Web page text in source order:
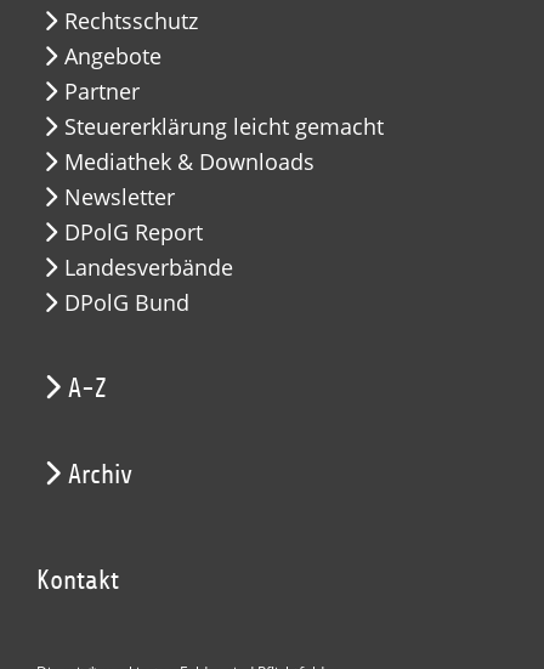
Rechtsschutz
Angebote
Partner
Steuererklärung leicht gemacht
Mediathek & Downloads
Newsletter
DPolG Report
Landesverbände
DPolG Bund
A-Z
Archiv
Kontakt